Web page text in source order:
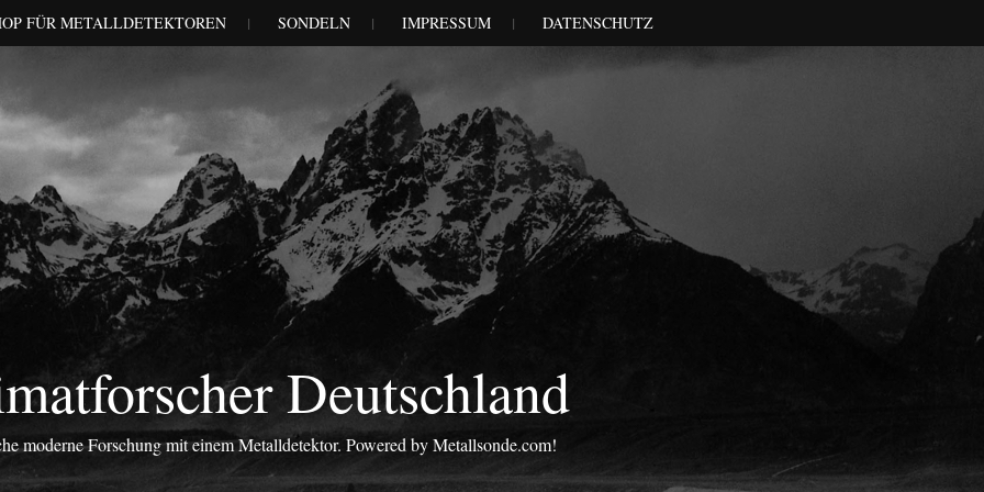
FÜR METALLDETEKTOREN SONDELN IMPRESSUM DATENSCHUTZ
Deutschland
moderne Forschung mit einem Metalldetektor. Powered by Metallsonde.com!